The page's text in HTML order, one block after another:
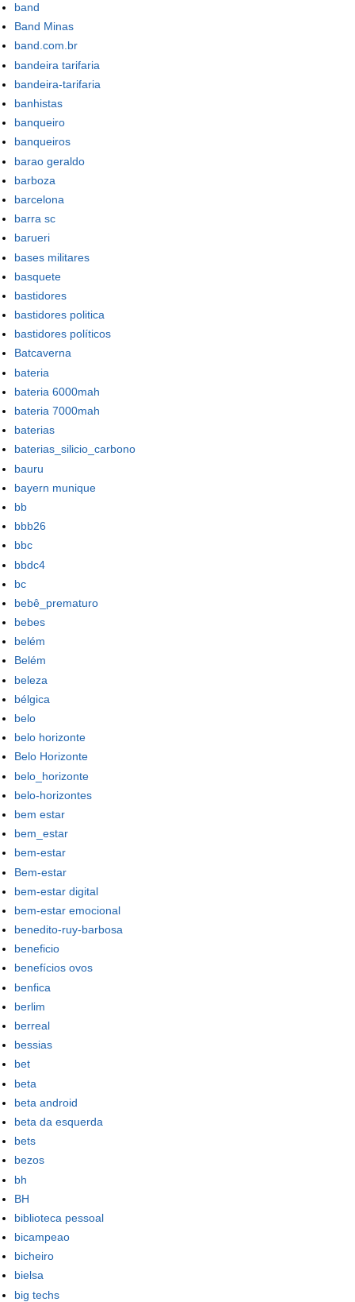
band
Band Minas
band.com.br
bandeira tarifaria
bandeira-tarifaria
banhistas
banqueiro
banqueiros
barao geraldo
barboza
barcelona
barra sc
barueri
bases militares
basquete
bastidores
bastidores politica
bastidores políticos
Batcaverna
bateria
bateria 6000mah
bateria 7000mah
baterias
baterias_silicio_carbono
bauru
bayern munique
bb
bbb26
bbc
bbdc4
bc
bebê_prematuro
bebes
belém
Belém
beleza
bélgica
belo
belo horizonte
Belo Horizonte
belo_horizonte
belo-horizontes
bem estar
bem_estar
bem-estar
Bem-estar
bem-estar digital
bem-estar emocional
benedito-ruy-barbosa
beneficio
benefícios ovos
benfica
berlim
berreal
bessias
bet
beta
beta android
beta da esquerda
bets
bezos
bh
BH
biblioteca pessoal
bicampeao
bicheiro
bielsa
big techs